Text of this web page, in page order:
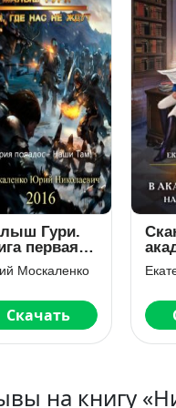
Гури.
первая.
где нас не
Москаленко
Скачать
на книгу